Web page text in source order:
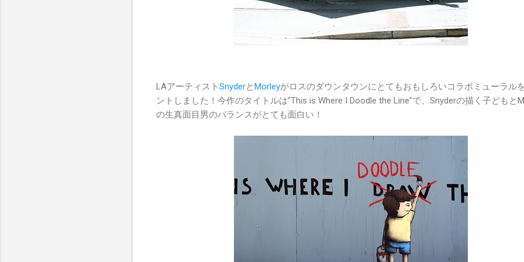
LAアーティスト SnyderとMorleyがロスのダウンタウンにとてもおもしろいコラボミューラル
ントしました！今作のタイトルは"This is Where I Doodle the Line"で、Snyderの描く子どもと
の生真面目男のバランスがとても面白い！